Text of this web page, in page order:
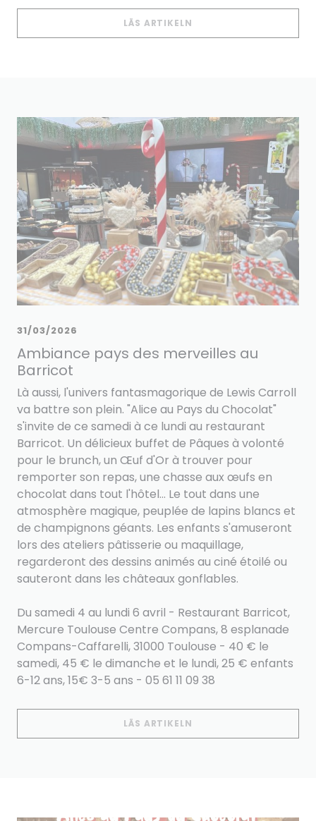
LÄS ARTIKELN
Ambiance pays des merveilles au
Barricot
31/03/2026
Là aussi, l'univers fantasmagorique de Lewis Carroll
va battre son plein. "Alice au Pays du Chocolat"
s'invite de ce samedi à ce lundi au restaurant
Barricot. Un délicieux buffet de Pâques à volonté
pour le brunch, un Œuf d'Or à trouver pour
remporter son repas, une chasse aux œufs en
chocolat dans tout l'hôtel... Le tout dans une
atmosphère magique, peuplée de lapins blancs et
de champignons géants. Les enfants s'amuseront
lors des ateliers pâtisserie ou maquillage,
regarderont des dessins animés au ciné étoilé ou
sauteront dans les châteaux gonflables.
Du samedi 4 au lundi 6 avril - Restaurant Barricot,
Mercure Toulouse Centre Compans, 8 esplanade
Compans-Caffarelli, 31000 Toulouse - 40 € le
samedi, 45 € le dimanche et le lundi, 25 € enfants
6-12 ans, 15€ 3-5 ans - 05 61 11 09 38
LÄS ARTIKELN